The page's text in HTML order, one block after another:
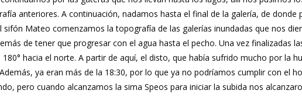
anteriores. A continuación, nadamos hasta el final de la galería, de donde
Mateo comenzamos la topografía de las galerías inundadas que nos
de tener que progresar con el agua hasta el pecho. Una vez finalizadas
hacia el norte. A partir de aquí, el disto, que había sufrido mucho por la
ya eran más de la 18:30, por lo que ya no podríamos cumplir con el
pero cuando alcanzamos la sima Speos para iniciar la subida nos